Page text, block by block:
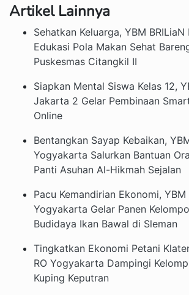
Artikel Lainnya
Sehatkan Keluarga, YBM
Edukasi Pola Makan Sehat
Puskesmas Citangkil II
Siapkan Mental Siswa Kelas 12,
Jakarta 2 Gelar Pembinaan
Online
Bentangkan Sayap Kebaikan,
Yogyakarta Salurkan Bantuan
Panti Asuhan Al-Hikmah Sejalan
Pacu Kemandirian Ekonomi, YBM
Yogyakarta Gelar Panen
Budidaya Ikan Bawal di Sleman
Tingkatkan Ekonomi Petani
RO Yogyakarta Dampingi
Kuping Keputran